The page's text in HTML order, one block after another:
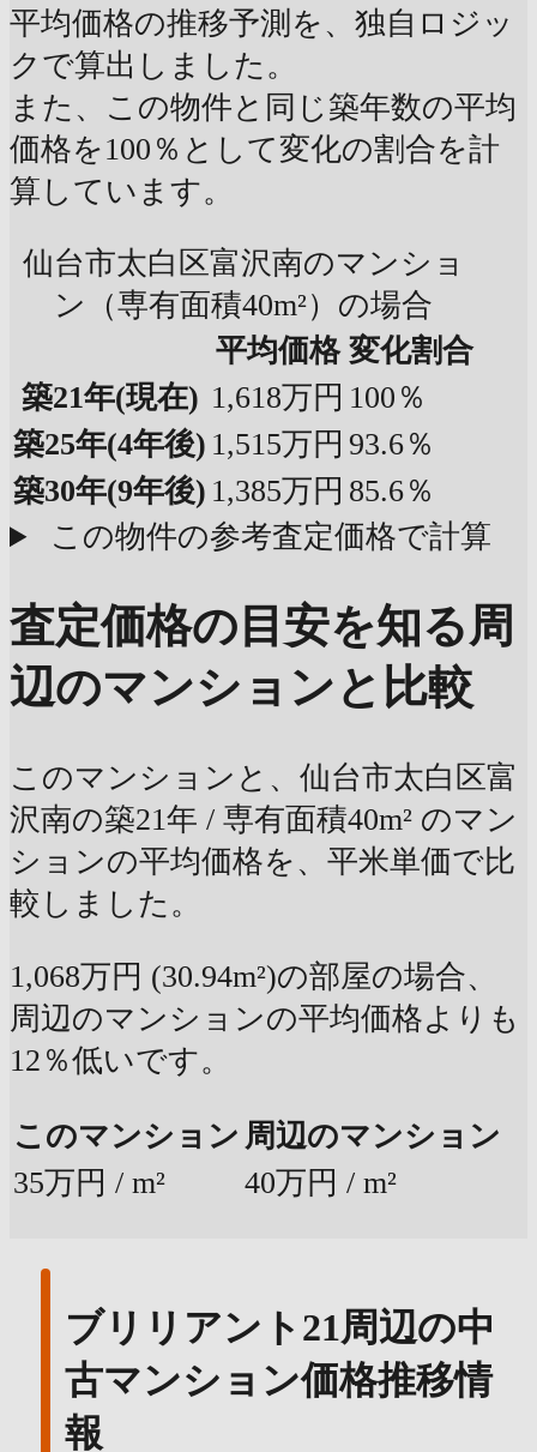
平均価格の推移予測を、独自ロジッ
クで算出しました。
また、この物件と同じ築年数の平均
価格を100％として変化の割合を計
算しています。
仙台市太白区富沢南のマンショ
ン（専有面積40m²）の場合
平均価格 変化割合
築21年(現在) 1,618万円 100％
築25年(4年後) 1,515万円 93.6％
築30年(9年後) 1,385万円 85.6％
この物件の参考査定価格で計算
査定価格の目安を知る周
辺のマンションと比較
このマンションと、仙台市太白区富
沢南の築21年 / 専有面積40m² のマン
ションの平均価格を、平米単価で比
較しました。
1,068万円 (30.94m²)の部屋の場合、
周辺のマンションの平均価格よりも
12％低いです。
このマンション 周辺のマンション
35万円 / m²
40万円 / m²
ブリリアント21周辺の中
古マンション価格推移情
報